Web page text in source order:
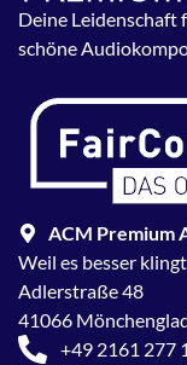
Deine Leidenschaft
schöne
ACM Premium
Weil es besser
Adlerstraße 48
41066
+49 2161 277